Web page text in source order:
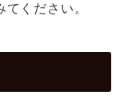
ください。